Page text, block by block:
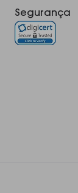
Segurança